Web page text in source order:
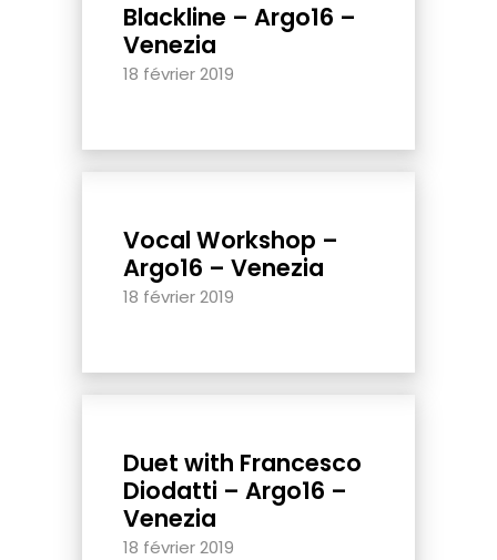
Blackline – Argo16 –
Venezia
18 février 2019
Vocal Workshop –
Argo16 – Venezia
18 février 2019
Duet with Francesco
Diodatti – Argo16 –
Venezia
18 février 2019